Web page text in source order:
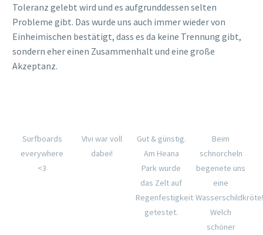
Toleranz gelebt wird und es aufgrunddessen selten
Probleme gibt. Das wurde uns auch immer wieder von
Einheimischen bestätigt, dass es da keine Trennung gibt,
sondern eher einen Zusammenhalt und eine große
Akzeptanz.
Surfboards
everywhere
<3
VIvi war voll
dabei!
Gut & günstig.
Am Heana
Park wurde
das Zelt auf
Regenfestigkeit
getestet.
Beim
schnorcheln
begenete uns
eine
Wasserschildkröte!
Welch
schöner